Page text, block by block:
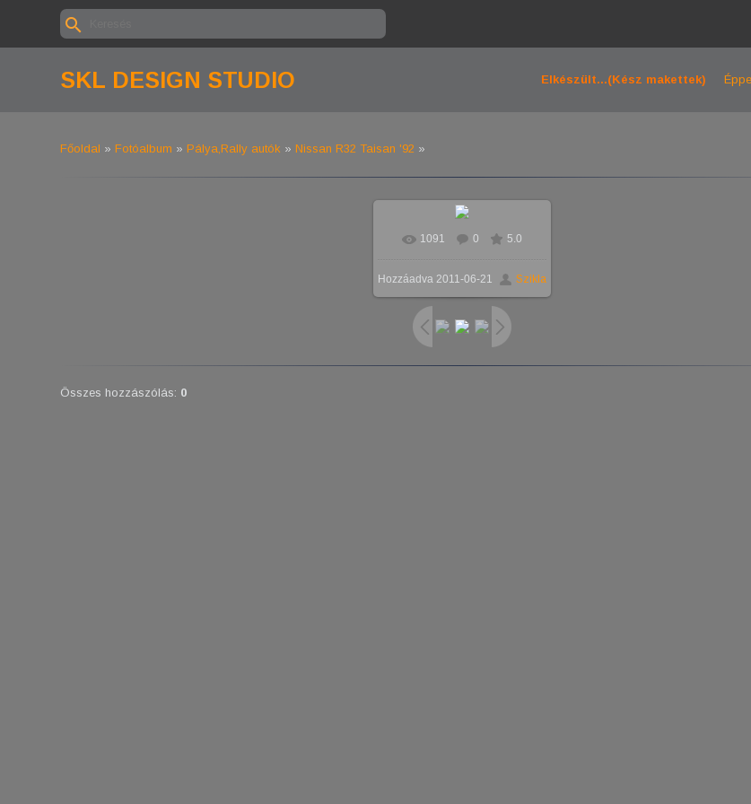
SKL DESIGN STUDIO Elkészült...(Kész makettek)
Főoldal » Fotóalbum » Pálya,Rally autók » Nissan R32 Taisan '92 »
1091 0 5.0
Hozzáadva2011-06-21 Szikla
Összes hozzászólás: 0